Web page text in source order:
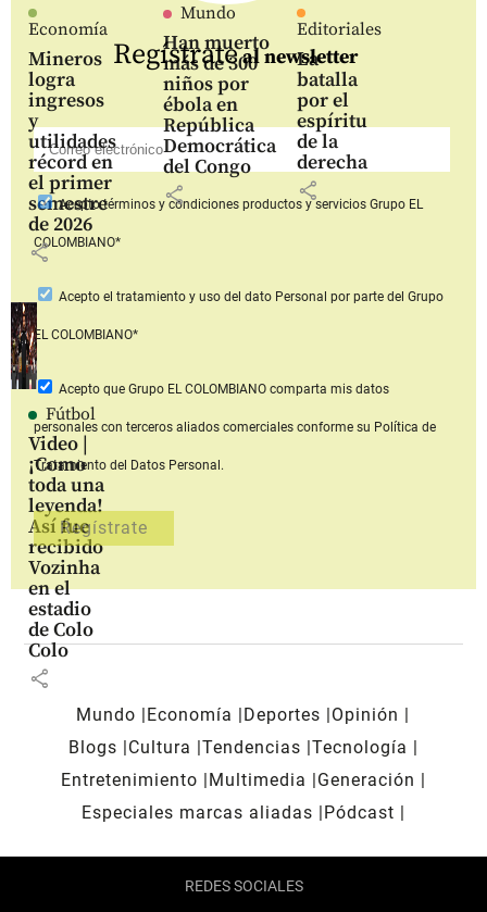
Economía
Mineros
logra
ingresos
y
utilidades
récord en
el primer
semestre
de 2026
share
Mundo
Han muerto
más de 300
niños por
ébola en
República
Democrática
del Congo
share
Editoriales
La
batalla
por el
espíritu
de la
derecha
share
Fútbol
Video |
¡Como
toda una
leyenda!
Así fue
recibido
Vozinha
en el
estadio
de Colo
Colo
share
Regístrateal newsletter
Aceptotérminos y condiciones productos y serviciosGrupo EL
COLOMBIANO*
Acepto el tratamiento y uso del dato Personal por parte del Grupo
EL COLOMBIANO*
Acepto que Grupo EL COLOMBIANOcomparta mis datos
personales con terceros aliados comerciales conforme su Política de
Tratamiento del Datos Personal.
Mundo Economía Deportes
Opinión
Blogs
Cultura Tendencias Tecnología
Entretenimiento
Multimedia
Generación
Especiales marcas aliadas
Pódcast
REDES SOCIALES